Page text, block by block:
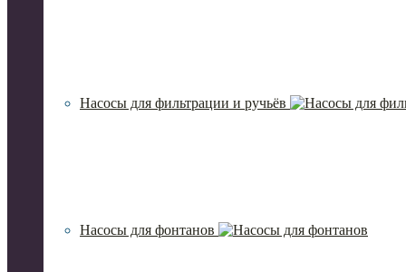
Насосы для фильтрации и ручьёв
Насосы для фонтанов